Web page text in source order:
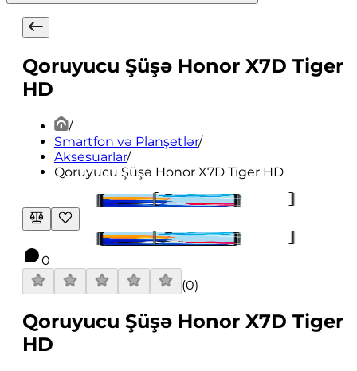
Qoruyucu Şüşə Honor X7D Tiger
HD
/
Smartfon və Planşetlər/
Aksesuarlar/
Qoruyucu Şüşə Honor X7D Tiger HD
0
(0)
Qoruyucu Şüşə Honor X7D Tiger
HD